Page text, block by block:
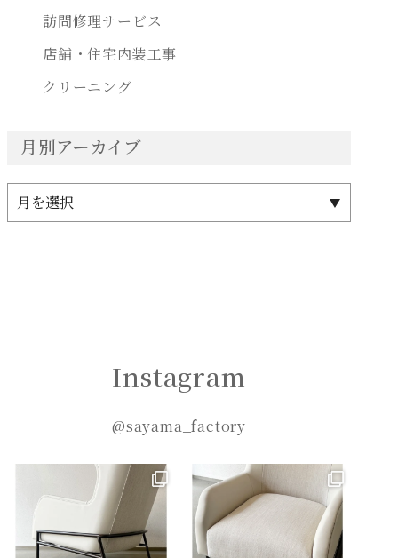
訪問修理サービス
店舗・住宅内装工事
クリーニング
月別アーカイブ
Instagram
@sayama_factory